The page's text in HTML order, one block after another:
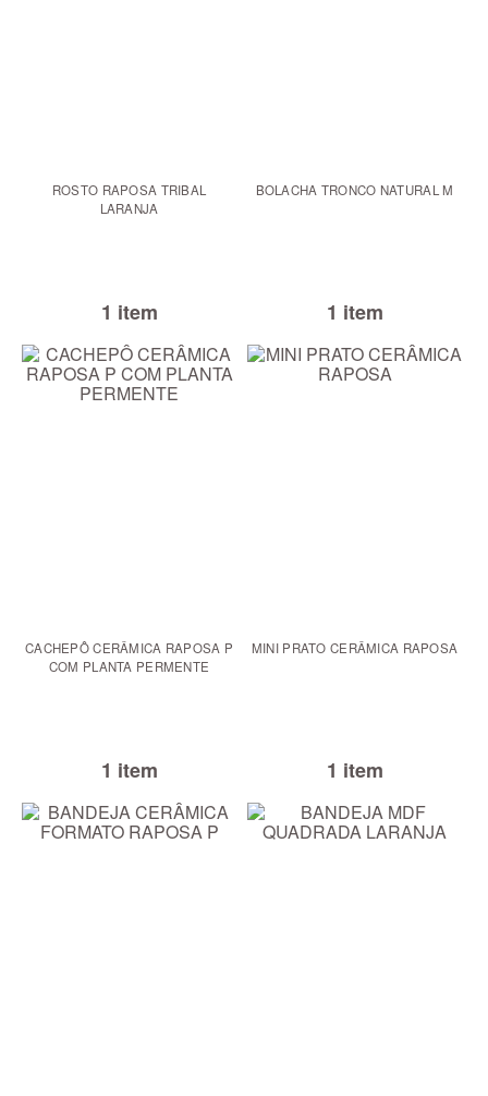
ROSTO RAPOSA TRIBAL
LARANJA
1 item
BOLACHA TRONCO NATURAL M
1 item
CACHEPÔ CERÂMICA RAPOSA P
COM PLANTA PERMENTE
1 item
MINI PRATO CERÂMICA RAPOSA
1 item